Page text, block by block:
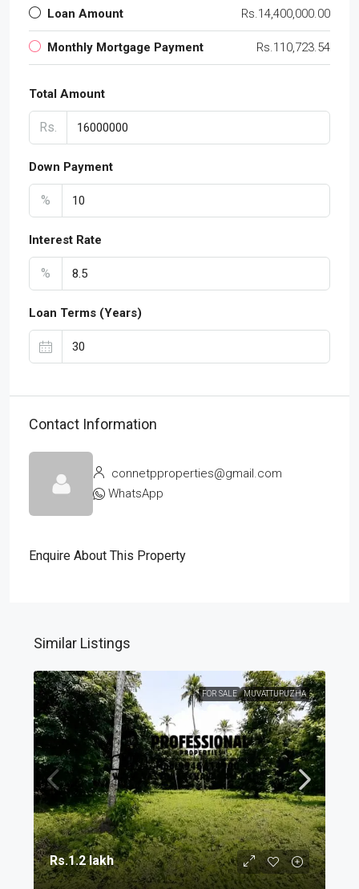
Loan Amount Rs.14,400,000.00
Monthly Mortgage Payment Rs.110,723.54
Total Amount
Rs.
Down Payment
%
Interest Rate
%
Loan Terms (Years)
Contact Information
connetpproperties@gmail.com
WhatsApp
Enquire About This Property
Similar Listings
FOR SALE MUVATTUPUZHA
Rs.1.2 lakh